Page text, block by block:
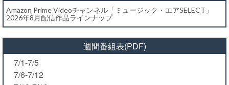
Amazon Prime Videoチャンネル「ミュージック・エアSELECT」
2026年8月配信作品ラインナップ
週間番組表(PDF)
7/1-7/5
7/6-7/12